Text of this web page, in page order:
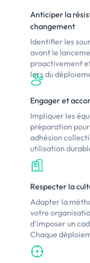
Anticiper la
changement
Identifier les
avant le
proactivement
lors du
Engager et
Impliquer les
préparation
adhésion
utilisation
Respecter la
Adapter la
votre
d'imposer un
Chaque